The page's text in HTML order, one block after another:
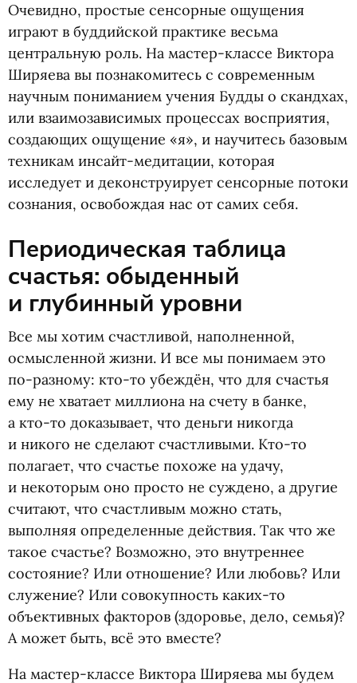
Очевидно, простые сенсорные ощущения
играют в буддийской практике весьма
центральную роль. На мастер-классе Виктора
Ширяева вы познакомитесь с современным
научным пониманием учения Будды о скандхах,
или взаимозависимых процессах восприятия,
создающих ощущение «я», и научитесь базовым
техникам инсайт-медитации, которая
исследует и деконструирует сенсорные потоки
сознания, освобождая нас от самих себя.
Периодическая таблица
счастья: обыденный
и глубинный уровни
Все мы хотим счастливой, наполненной,
осмысленной жизни. И все мы понимаем это
по-разному: кто-то убеждён, что для счастья
ему не хватает миллиона на счету в банке,
а кто-то доказывает, что деньги никогда
и никого не сделают счастливыми. Кто-то
полагает, что счастье похоже на удачу,
и некоторым оно просто не суждено, а другие
считают, что счастливым можно стать,
выполняя определенные действия. Так что же
такое счастье? Возможно, это внутреннее
состояние? Или отношение? Или любовь? Или
служение? Или совокупность каких-то
объективных факторов (здоровье, дело, семья)?
А может быть, всё это вместе?
На мастер-классе Виктора Ширяева мы будем